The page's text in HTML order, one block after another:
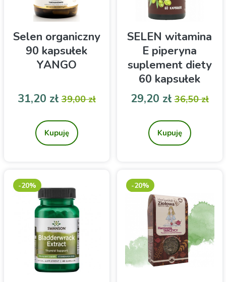
Selen organiczny
90 kapsułek
YANGO
Cena
31,20 złCena podstawowa
39,00 zł
Kupuję
SELEN witamina
E piperyna
suplement diety
60 kapsułek
Skoczylas
Cena
29,20 złCena
36,50 zł
Kupuję
-20% -20%